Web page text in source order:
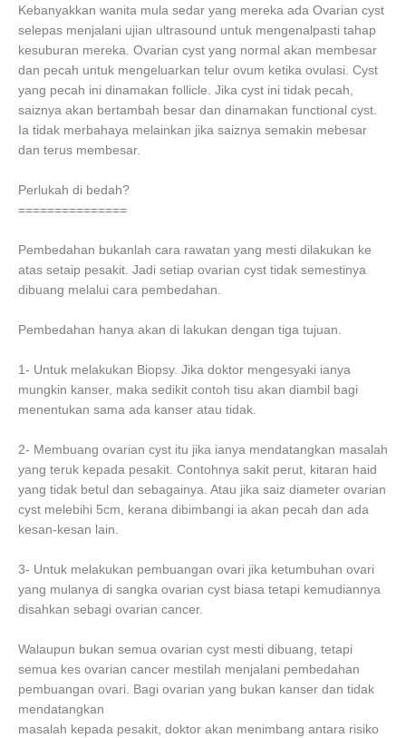
Kebanyakkan wanita mula sedar yang mereka ada Ovarian cyst
selepas menjalani ujian ultrasound untuk mengenalpasti tahap
kesuburan mereka. Ovarian cyst yang normal akan membesar
dan pecah untuk mengeluarkan telur ovum ketika ovulasi. Cyst
yang pecah ini dinamakan follicle. Jika cyst ini tidak pecah,
saiznya akan bertambah besar dan dinamakan functional cyst.
Ia tidak merbahaya melainkan jika saiznya semakin mebesar
dan terus membesar.
Perlukah di bedah?
===============
Pembedahan bukanlah cara rawatan yang mesti dilakukan ke
atas setaip pesakit. Jadi setiap ovarian cyst tidak semestinya
dibuang melalui cara pembedahan.
Pembedahan hanya akan di lakukan dengan tiga tujuan.
1- Untuk melakukan Biopsy. Jika doktor mengesyaki ianya
mungkin kanser, maka sedikit contoh tisu akan diambil bagi
menentukan sama ada kanser atau tidak.
2- Membuang ovarian cyst itu jika ianya mendatangkan masalah
yang teruk kepada pesakit. Contohnya sakit perut, kitaran haid
yang tidak betul dan sebagainya. Atau jika saiz diameter ovarian
cyst melebihi 5cm, kerana dibimbangi ia akan pecah dan ada
kesan-kesan lain.
3- Untuk melakukan pembuangan ovari jika ketumbuhan ovari
yang mulanya di sangka ovarian cyst biasa tetapi kemudiannya
disahkan sebagi ovarian cancer.
Walaupun bukan semua ovarian cyst mesti dibuang, tetapi
semua kes ovarian cancer mestilah menjalani pembedahan
pembuangan ovari. Bagi ovarian yang bukan kanser dan tidak
mendatangkan
masalah kepada pesakit, doktor akan menimbang antara risiko